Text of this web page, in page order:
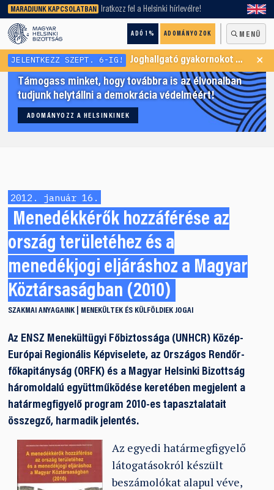
MARADJUNK KAPCSOLATBAN Iratkozz fel a Helsinki hírlevélre!
ADÓ 1% ADOMÁNYOZOK MENÜ
keresőnket!
JELENTKEZZ SZEPT. 6-IG! Joghallgató gyakornokot keresünk Menekültügyi Programunkba ×
Támogass minket, hogy továbbra is az élvonalban
tudjunk helytállni a demokrácia védelméért!
ADOMÁNYOZZ A HELSINKINEK
2012. január 16.
Menedékkérők hozzáférése az
ország területéhez és a
menedékjogi eljáráshoz a Magyar
Köztársaságban (2010)
SZAKMAI ANYAGAINK MENEKÜLTEK ÉS KÜLFÖLDIEK JOGAI
Az ENSZ Menekültügyi Főbiztossága (UNHCR) Közép-
Európai Regionális Képviselete, az Országos Rendőr-
főkapitányság (ORFK) és a Magyar Helsinki Bizottság
háromoldalú együttműködése keretében megjelent a
határmegfigyelő program 2010-es tapasztalatait
összegző, harmadik jelentés.
Az egyedi határmegfigyelő
látogatásokról készült
beszámolókat alapul véve,